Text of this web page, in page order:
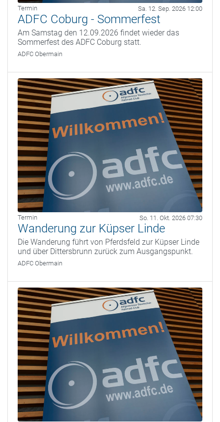
Termin Sa. 12. Sep. 2026 12:00
ADFC Coburg - Sommerfest
Am Samstag den 12.09.2026 findet wieder das
Sommerfest des ADFC Coburg statt.
ADFC Obermain
Termin So. 11. Okt. 2026 07:30
Wanderung zur Küpser Linde
Die Wanderung führt von Pferdsfeld zur Küpser Linde
und über Dittersbrunn zurück zum Ausgangspunkt.
ADFC Obermain